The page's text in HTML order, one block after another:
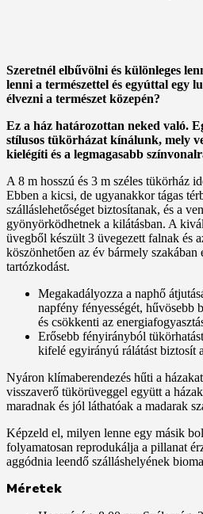
Szeretnél elbűvölni és különleges
lenni a természettel és egyúttal egy
élvezni a természet közepén?
Ez a ház határozottan neked való.
stílusos tükörházat kínálunk, mely
kielégíti és a legmagasabb
A 8 m hosszú és 3 m széles tükörház
Ebben a kicsi, de ugyanakkor tágas
szálláslehetőséget biztosítanak, és a
gyönyörködhetnek a kilátásban. A
üvegből készült 3 üvegezett falnak és
köszönhetően az év bármely
tartózkodást.
Megakadályozza a naphő
napfény fényességét, hűvösebb
és csökkenti az
Erősebb fényirányból
kifelé egyirányú rálátást biztosít
Nyáron klímaberendezés hűti a
visszaverő tükörüveggel együtt a
maradnak és jól láthatóak a madarak
Képzeld el, milyen lenne egy másik
folyamatosan reprodukálja a pillanat
aggódnia leendő szálláshelyének
Méretek